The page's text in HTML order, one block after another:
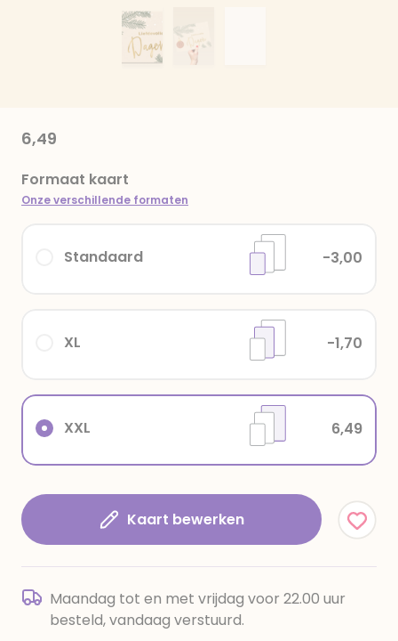
6,49
Formaat kaart
Onze verschillende formaten
XXL 6,49
XL -1,70
Standaard -3,00
Kaart bewerken
Maandag tot en met vrijdag voor 22.00 uur
besteld, vandaag verstuurd.